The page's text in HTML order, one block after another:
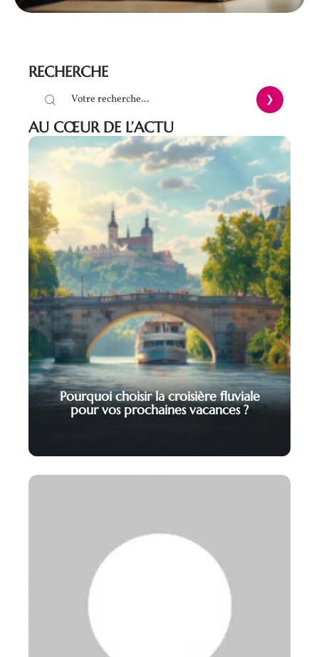
RECHERCHE
AU CŒUR DE L’ACTU
Pourquoi choisir la croisière fluviale
pour vos prochaines vacances ?